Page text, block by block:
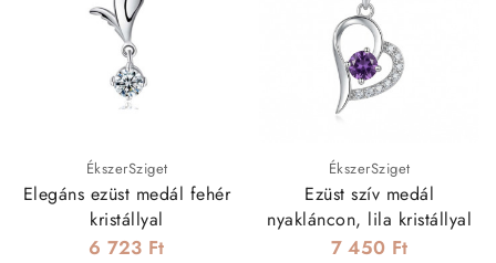
ÉkszerSziget
Elegáns ezüst medál fehér
kristállyal
6 723 Ft
ÉkszerSziget
Ezüst szív medál
nyakláncon, lila kristállyal
7 450 Ft